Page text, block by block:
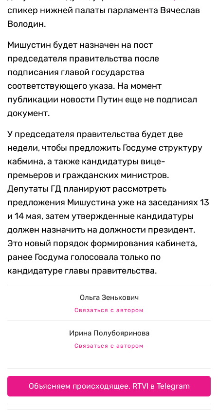
спикер нижней палаты парламента Вячеслав
Володин.
Мишустин будет назначен на пост
председателя правительства после
подписания главой государства
соответствующего указа. На момент
публикации новости Путин еще не подписал
документ.
У председателя правительства будет две
недели, чтобы предложить Госдуме структуру
кабмина, а также кандидатуры вице-
премьеров и гражданских министров.
Депутаты ГД планируют рассмотреть
предложения Мишустина уже на заседаниях 13
и 14 мая, затем утвержденные кандидатуры
должен назначить на должности президент.
Это новый порядок формирования кабинета,
ранее Госдума голосовала только по
кандидатуре главы правительства.
Ольга Зенькович
Связаться с автором
Ирина Полубояринова
Связаться с автором
Объясняем происходящее. RTVI в Telegram